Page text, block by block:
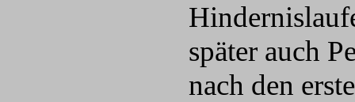
später auch
nach den